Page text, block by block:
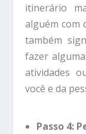
itinerário
alguém com
também
fazer
atividades
você e da
Passo 4: